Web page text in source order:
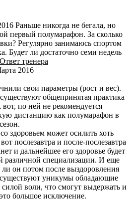
Раньше никогда не бегала, но
первый полумарафон. За сколько
Регулярно занимаюсь спортом
Будет ли достаточно семи недель
Ответ тренера
2016
свои параметры (рост и вес).
общепринятая практика
по ней не рекомендуется
дистанцию как полумарафон в
здоровьем может осилить хоть
послезавтра и после-послезавтра
и дальнейшее его здоровье будет
различной специализации. И еще
ли он потом после выздоровления
уникумы обладающие
воли, что смогут выдержать и
большое исключение.